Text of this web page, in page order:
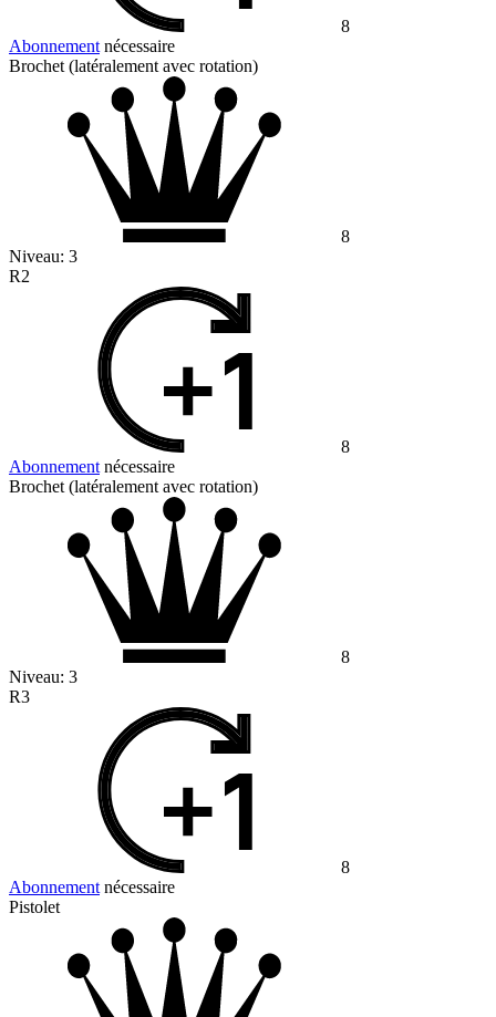
8
Abonnement nécessaire
Brochet (latéralement avec rotation)
8
Niveau: 3
R2
8
Abonnement nécessaire
Brochet (latéralement avec rotation)
8
Niveau: 3
R3
8
Abonnement nécessaire
Pistolet